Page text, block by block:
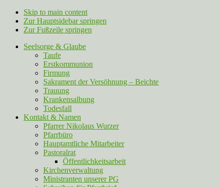
Skip to main content
Zur Hauptsidebar springen
Zur Fußzeile springen
Seelsorge & Glaube
Taufe
Erstkommunion
Firmung
Sakrament der Versöhnung – Beichte
Trauung
Krankensalbung
Todesfall
Kontakt & Namen
Pfarrer Nikolaus Wurzer
Pfarrbüro
Hauptamtliche Mitarbeiter
Pastoralrat
Öffentlichkeitsarbeit
Kirchenverwaltung
Ministranten unserer PG